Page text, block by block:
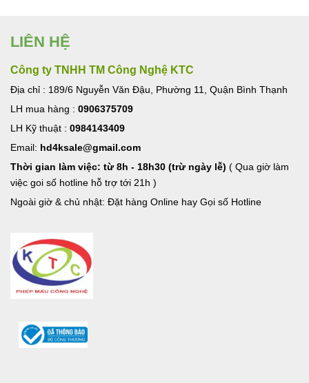
LIÊN HỆ
Công ty TNHH TM Công Nghệ KTC
Địa chỉ : 189/6 Nguyễn Văn Đậu, Phường 11, Quận Bình Thạnh
LH mua hàng : 0906375709
LH Kỹ thuật : 0984143409
Email: hd4ksale@gmail.com
Thời gian làm việc: từ 8h - 18h30 (trừ ngày lễ) ( Qua giờ làm
việc goi số hotline hỗ trợ tới 21h )
Ngoài giờ & chủ nhật: Đặt hàng Online hay Gọi số Hotline